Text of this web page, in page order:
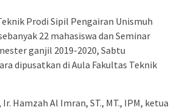
Prodi Sipil Pengairan Unismuh
22 mahasiswa dan Seminar
ganjil 2019-2020, Sabtu
dipusatkan di Aula Fakultas Teknik
Hamzah Al Imran, ST., MT., IPM, ketua